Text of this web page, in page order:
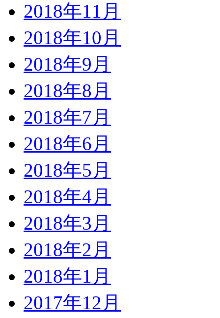
2018年11月
2018年10月
2018年9月
2018年8月
2018年7月
2018年6月
2018年5月
2018年4月
2018年3月
2018年2月
2018年1月
2017年12月